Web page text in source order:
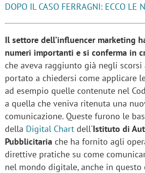
DOPO IL CASO FERRAGNI: ECCO LE
Il settore dell’influencer marketing
numeri importanti e si conferma in
che aveva raggiunto già negli scorsi
portato a chiedersi come applicare
ad esempio quelle contenute nel
a quella che veniva ritenuta una
comunicazione. Queste furono le
della Digital Chart dell'Istituto di
Pubblicitaria che ha fornito agli
direttive pratiche su come
nel mondo digitale, anche in questo